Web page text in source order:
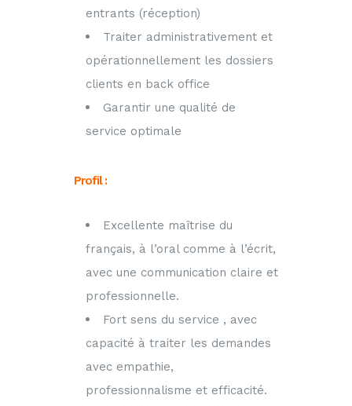
entrants (réception)
Traiter administrativement et
opérationnellement les dossiers
clients en back office
Garantir une qualité de
service optimale
Profil :
Excellente maîtrise du
français, à l’oral comme à l’écrit,
avec une communication claire et
professionnelle.
Fort sens du service , avec
capacité à traiter les demandes
avec empathie,
professionnalisme et efficacité.